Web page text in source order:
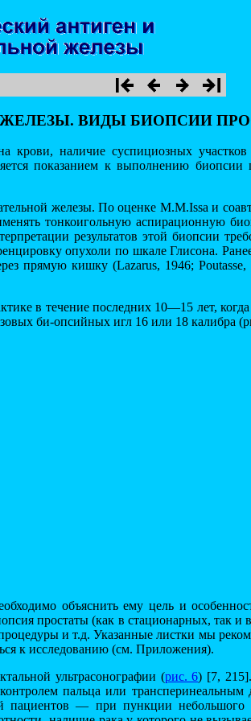
ВИДЫ БИОПСИИ
крови, наличие суспициозных
показанием к выполнению
железы. По оценке M.M.Issa и
тонкоигольную аспирационную
результатов этой биопсии
опухоли по шкале Глисона.
прямую кишку (Lazarus, 1946;
в течение последних 10—15 лет,
би-опсийных игл 16 или 18 калибра
объяснить ему цель и
простаты (как в стационарных, так и
и т.д. Указанные листки мы
к исследованию (см. Приложения).
ультрасонографии (рис. 6) [7,
пальца или
— при пункции небольшого